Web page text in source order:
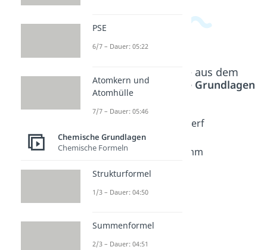
Beliebte Inhalte aus dem
BereichChemische Grundlagen
modell
Dauer:
Bohr
Rutherf
Atomm
PSE
6/7 – Dauer: 05:22
Atomkern und
Atomhülle
7/7 – Dauer: 05:46
Chemische Grundlagen
Chemische Formeln
Strukturformel
1/3 – Dauer: 04:50
Summenformel
2/3 – Dauer: 04:51